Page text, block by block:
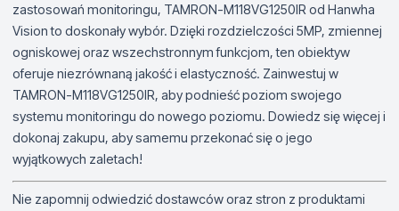
zastosowań monitoringu, TAMRON-M118VG1250IR od Hanwha
Vision to doskonały wybór. Dzięki rozdzielczości 5MP, zmiennej
ogniskowej oraz wszechstronnym funkcjom, ten obiektyw
oferuje niezrównaną jakość i elastyczność. Zainwestuj w
TAMRON-M118VG1250IR, aby podnieść poziom swojego
systemu monitoringu do nowego poziomu. Dowiedz się więcej i
dokonaj zakupu, aby samemu przekonać się o jego
wyjątkowych zaletach!
Nie zapomnij odwiedzić dostawców oraz stron z produktami